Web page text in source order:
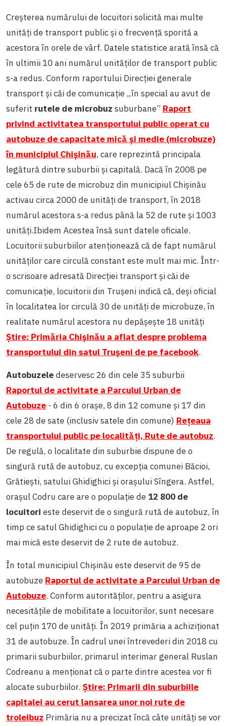
Creșterea numărului de locuitori solicită mai multe
unități de transport public și o frecvență sporită a
acestora în orele de vârf. Datele statistice arată însă că
în ultimii 10 ani numărul unităților de transport public
s-a redus. Conform raportului Direcției generale
transport și căi de comunicație „în special au avut de
suferit rutele de microbuz suburbane” Raport
privind activitatea transportului public operat cu
autobuze de capacitate mică și medie (microbuze)
în municipiul Chişinău, care reprezintă principala
legătură dintre suburbii și capitală. Dacă în 2008 pe
cele 65 de rute de microbuz din municipiul Chișinău
activau circa 2000 de unități de transport, în 2018
numărul acestora s-a redus până la 52 de rute și 1003
unități.Ibidem Acestea însă sunt datele oficiale.
Locuitorii suburbiilor atenționează că de fapt numărul
unităților care circulă constant este mult mai mic. Într-
o scrisoare adresată Direcției transport și căi de
comunicație, locuitorii din Trușeni indică că, deși oficial
în localitatea lor circulă 30 de unități de microbuze, în
realitate numărul acestora nu depășește 18 unități
Știre: Primăria Chișinău a aflat despre problema
transportului din satul Trușeni de pe facebook.
Autobuzeledeservesc 26 din cele 35 suburbii
Raportul de activitate a Parcului Urban de
Autobuze - 6 din 6 orașe, 8 din 12 comune și 17 din
cele 28 de sate (inclusiv satele din comune) Reţeaua
transportului public pe localităţi, Rute de autobuz.
De regulă, o localitate din suburbie dispune de o
singură rută de autobuz, cu excepția comunei Băcioi,
Grătiești, satului Ghidighici și orașului Sîngera. Astfel,
orașul Codru care are o populație de 12 800 de
locuitori este deservit de o singură rută de autobuz, în
timp ce satul Ghidighici cu o populație de aproape 2 ori
mai mică este deservit de 2 rute de autobuz.
În total municipiul Chișinău este deservit de 95 de
autobuze Raportul de activitate a Parcului Urban de
Autobuze. Conform autorităților, pentru a asigura
necesitățile de mobilitate a locuitorilor, sunt necesare
cel puțin 170 de unități. În 2019 primăria a achiziționat
31 de autobuze. În cadrul unei întrevederi din 2018 cu
primarii suburbiilor, primarul interimar general Ruslan
Codreanu a menționat că o parte dintre acestea vor fi
alocate suburbiilor. Știre: Primarii din suburbiile
capitalei au cerut lansarea unor noi rute de
troleibuz Primăria nu a precizat încă câte unități se vor